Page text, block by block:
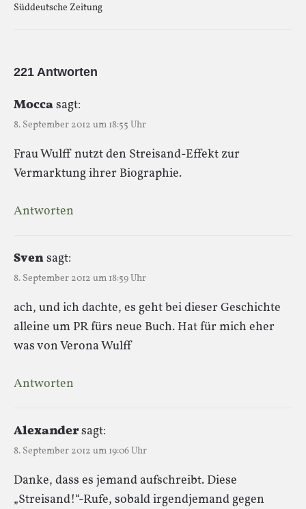
Süddeutsche Zeitung
221 Antworten
Moccasagt:
8. September 2012 um 18:55 Uhr
Frau Wulff nutzt den Streisand-Effekt zur
Vermarktung ihrer Biographie.
Antworten
Svensagt:
8. September 2012 um 18:59 Uhr
ach, und ich dachte, es geht bei dieser Geschichte
alleine um PR fürs neue Buch. Hat für mich eher
was von Verona Wulff
Antworten
Alexandersagt:
8. September 2012 um 19:06 Uhr
Danke, dass es jemand aufschreibt. Diese
„Streisand!“-Rufe, sobald irgendjemand gegen